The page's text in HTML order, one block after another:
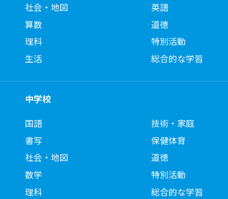
社会・地図
算数
理科
生活
英語
道徳
特別活動
総合的な学習
中学校
国語
書写
社会・地図
数学
理科
技術・家庭
保健体育
道徳
特別活動
総合的な学習